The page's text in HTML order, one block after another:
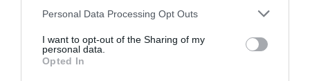
Personal Data Processing Opt Outs
I want to opt-out of the Sharing of my
personal data.
Opted In
excelencia, se nos ve como
excelentes"